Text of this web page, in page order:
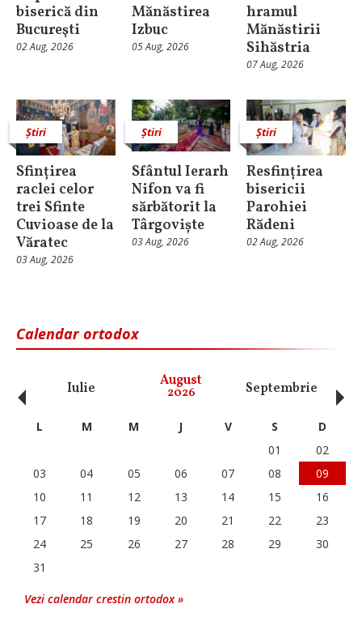
biserică din
Bucureşti
02 Aug, 2026
Mănăstirea
Izbuc
05 Aug, 2026
hramul
Mănăstirii
Sihăstria
07 Aug, 2026
Știri
Sfințirea
raclei celor
trei Sfinte
Cuvioase de la
Văratec
03 Aug, 2026
Știri
Sfântul Ierarh
Nifon va fi
sărbătorit la
Târgoviște
03 Aug, 2026
Știri
Resfințirea
bisericii
Parohiei
Rădeni
02 Aug, 2026
Calendar ortodox
Iulie August
2026 Septembrie
‹ L M M J V S
D
01
02
03
04 05 06 07 08
09
10
11 12 13 14 15
16
17
18 19 20 21 22
23
24
25 26 27 28 29
30
31
Vezi calendar crestin ortodox »